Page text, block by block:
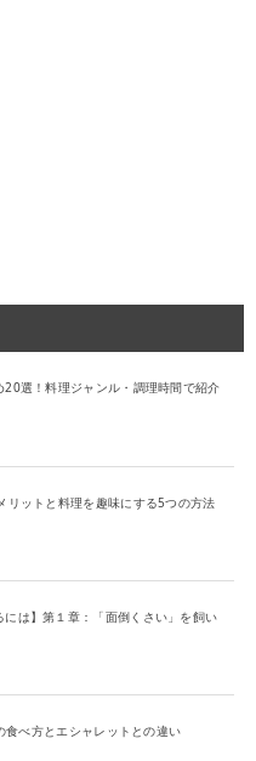
選！料理ジャンル・調理時間で紹介
リットと料理を趣味にする5つの方法
には】第１章：「面倒くさい」を飼い
べ方とエシャレットとの違い